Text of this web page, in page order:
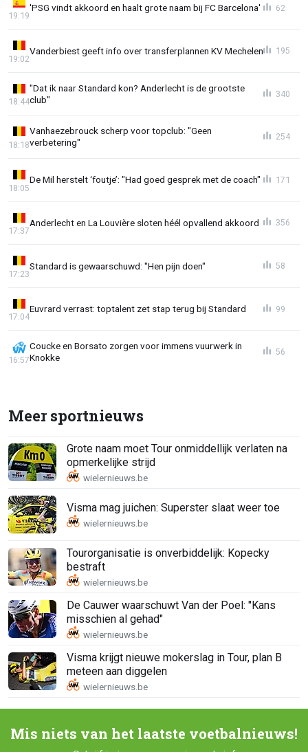
'PSG vindt akkoord en haalt grote naam bij FC Barcelona'
19:19
62
Vanderbiest geeft info over transferplannen KV Mechelen
19:02
195
"Dat ik naar Standard kon? Anderlecht is de grootste
club"
18:44
340
Vanhaezebrouck scherp voor topclub: "Geen
verbetering"
18:18
254
De Mil herstelt ‘foutje’: "Had goed gesprek met de coach"
18:05
171
Anderlecht en La Louvière sloten héél opvallend akkoord
17:37
356
Standard is gewaarschuwd: "Hen pijn doen"
17:23
58
Euvrard verrast: toptalent zet stap terug bij Standard
17:04
99
Coucke en Borsato zorgen voor immens vuurwerk in
Knokke
16:57
56
Meer sportnieuws
Grote naam moet Tour onmiddellijk verlaten na
opmerkelijke strijd
Visma mag juichen: Superster slaat weer toe
Tourorganisatie is onverbiddelijk: Kopecky
bestraft
De Cauwer waarschuwt Van der Poel: "Kans
misschien al gehad"
Visma krijgt nieuwe mokerslag in Tour, plan B
meteen aan diggelen
Mis niets van het laatste voetbalnieuws!